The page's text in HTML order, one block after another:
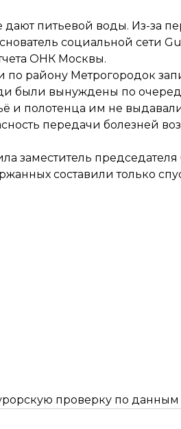
питьевой воды. Из-за
социальной сети
ОНК Москвы.
по району Метрогородок
были вынуждены по
и полотенца им не
передачи болезней
заместитель
составили только
проверку по данным